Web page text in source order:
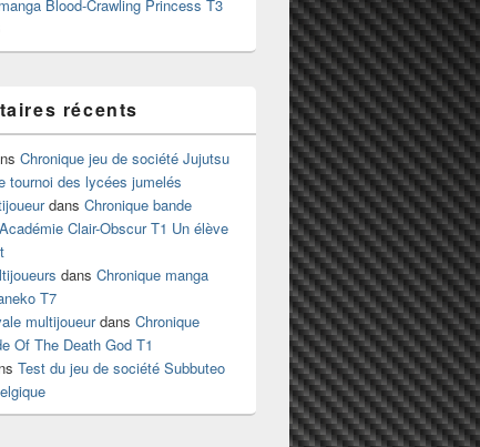
Blood-Crawling Princess T3
récents
Chronique jeu de société Jujutsu
tournoi des lycées jumelés
dans Chronique bande
Clair-Obscur T1 Un élève
dans Chronique manga
T7
multijoueurdans Chronique
Of The Death God T1
Test du jeu de société Subbuteo